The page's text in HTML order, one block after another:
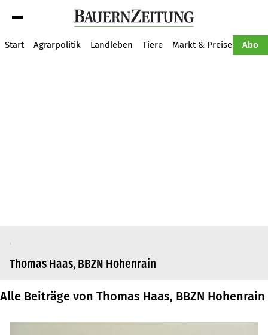
Start Agrarpolitik Landleben Tiere Markt & Preise Abo
Thomas Haas, BBZN Hohenrain
Alle Beiträge von Thomas Haas, BBZN Hohenrain